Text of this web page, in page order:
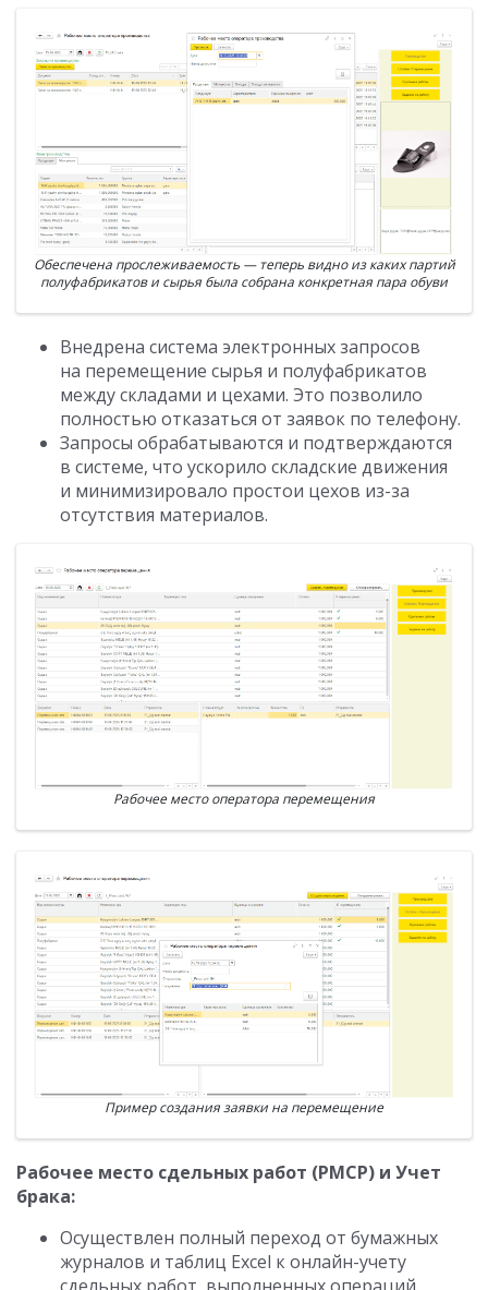
Обеспечена прослеживаемость — теперь видно из каких партий
полуфабрикатов и сырья была собрана конкретная пара обуви
Внедрена система электронных запросов
на перемещение сырья и полуфабрикатов
между складами и цехами. Это позволило
полностью отказаться от заявок по телефону.
Запросы обрабатываются и подтверждаются
в системе, что ускорило складские движения
и минимизировало простои цехов из-за
отсутствия материалов.
Рабочее место оператора перемещения
Пример создания заявки на перемещение
Рабочее место сдельных работ (РМСР) и Учет
брака:
Осуществлен полный переход от бумажных
журналов и таблиц Excel к онлайн-учету